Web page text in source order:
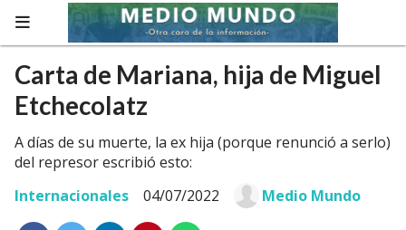
Carta de Mariana, hija de Miguel
Etchecolatz
A días de su muerte, la ex hija (porque renunció a serlo)
del represor escribió esto:
Internacionales
04/07/2022 Medio Mundo